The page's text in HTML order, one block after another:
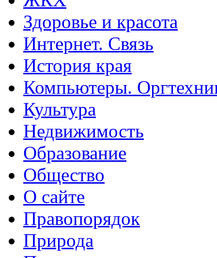
Здоровье и красота
Интернет. Связь
История края
Компьютеры.
Культура
Недвижимость
Образование
Общество
О сайте
Правопорядок
Природа